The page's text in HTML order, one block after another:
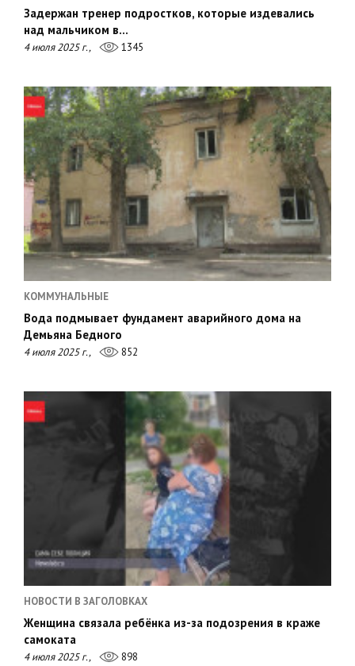
Задержан тренер подростков, которые издевались
над мальчиком в…
4 июля 2025 г., 1345
КОММУНАЛЬНЫЕ
Вода подмывает фундамент аварийного дома на
Демьяна Бедного
4 июля 2025 г., 852
НОВОСТИ В ЗАГОЛОВКАХ
Женщина связала ребёнка из-за подозрения в краже
самоката
4 июля 2025 г., 898